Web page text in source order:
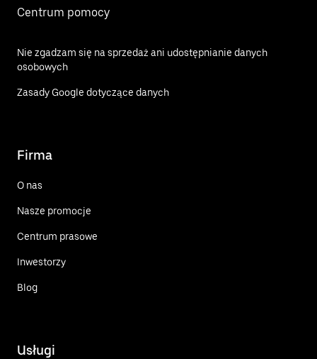
Centrum pomocy
Nie zgadzam się na sprzedaż ani udostępnianie danych
osobowych
Zasady Google dotyczące danych
Firma
O nas
Nasze promocje
Centrum prasowe
Inwestorzy
Blog
Usługi